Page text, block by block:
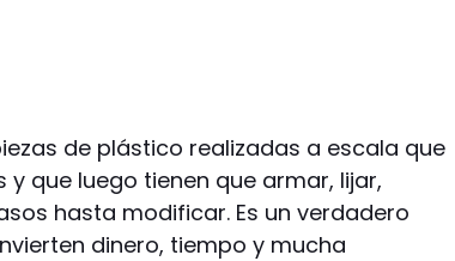
de plástico realizadas a escala que
que luego tienen que armar, lijar,
hasta modificar. Es un verdadero
dinero, tiempo y mucha